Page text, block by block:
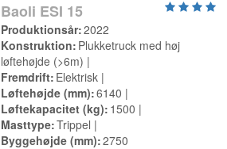
Baoli ESI 15
Produktionsår 2022
Konstruktion Plukketruck med høj
løftehøjde (>6m)
Fremdrift Elektrisk
Løftehøjde (mm) 6140
Løftekapacitet (kg) 1500
Masttype Trippel
Byggehøjde (mm) 2750